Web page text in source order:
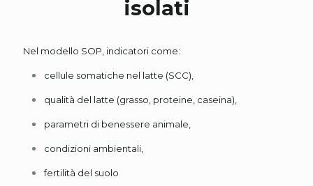
isolati
Nel modello SOP, indicatori come:
cellule somatiche nel latte (SCC),
qualità del latte (grasso, proteine, caseina),
parametri di benessere animale,
condizioni ambientali,
fertilità del suolo